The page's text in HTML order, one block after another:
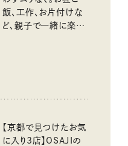
飯、工作、お片付けな
ど、親子で一緒に楽し
【京都で見つけたお気
に入り3店】OSAJIの